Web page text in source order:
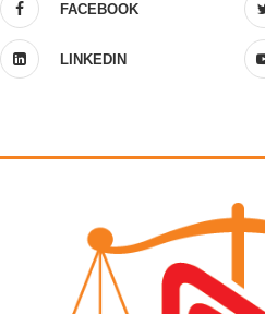
FACEBOOK
LINKEDIN